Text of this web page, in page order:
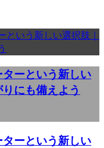
ーという新しい
にも備えよう
ーという新しい